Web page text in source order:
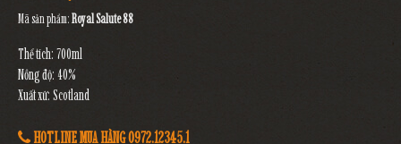
Mã sản phẩm:Royal Salute 88
Thể tích: 700ml
Nồng độ: 40%
Xuất xứ: Scotland
HOTLINE MUA HÀNG 0972.12345.1